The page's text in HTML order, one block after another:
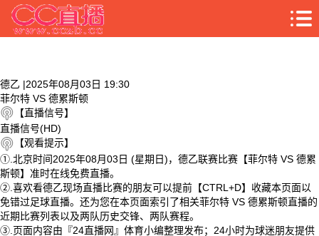
德乙 |2025年08月03日 19:30
菲尔特 VS 德累斯顿
【直播信号】
直播信号(HD)
【观看提示】
①.北京时间2025年08月03日 (星期日)，德乙联赛比赛【菲尔特 VS 德累
斯顿】准时在线免费直播。
②.喜欢看德乙现场直播比赛的朋友可以提前【CTRL+D】收藏本页面以
免错过足球直播。还为您在本页面索引了相关菲尔特 VS 德累斯顿直播的
近期比赛列表以及两队历史交锋、两队赛程。
③.页面内容由『24直播网』体育小编整理发布；24小时为球迷朋友提供